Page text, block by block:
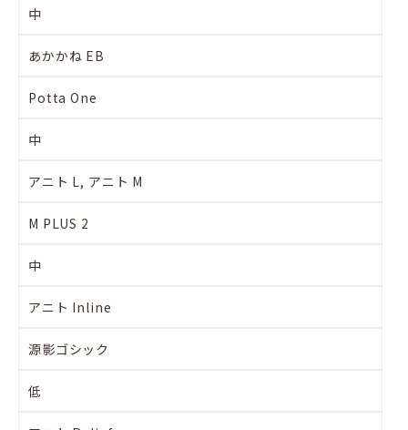
中
あかかね EB
Potta One
中
アニト L, アニト M
M PLUS 2
中
アニト Inline
源影ゴシック
低